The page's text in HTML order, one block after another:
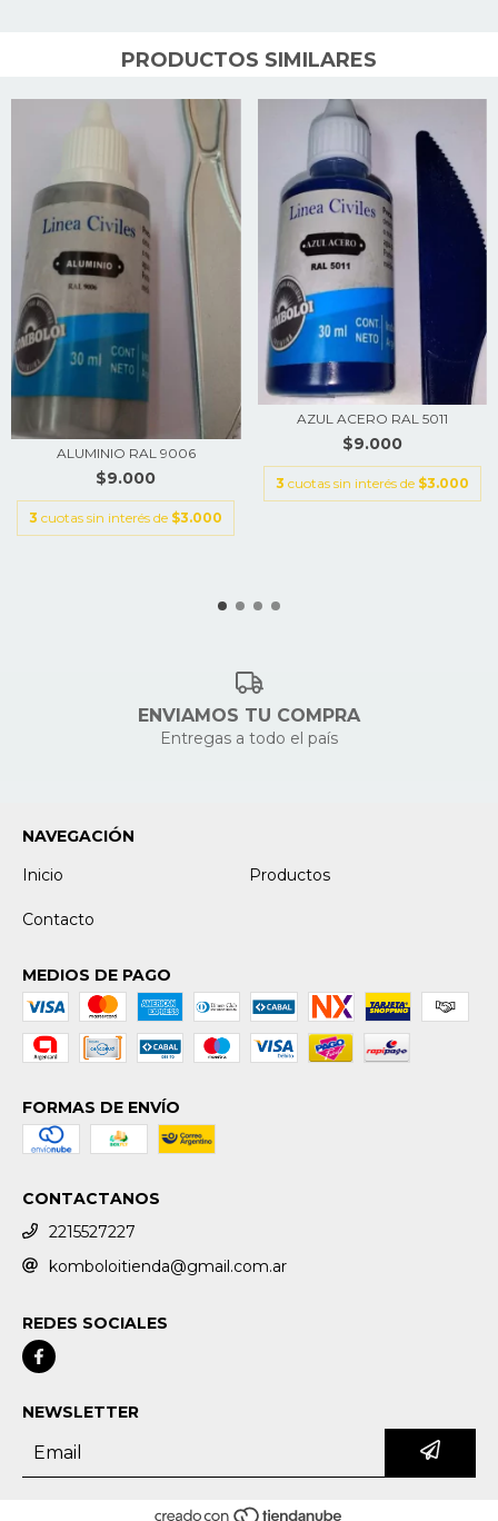
PRODUCTOS SIMILARES
ALUMINIO RAL 9006
$9.000
3 cuotas sin interés de $3.000
AZUL ACERO RAL 5011
$9.000
3 cuotas sin interés de $3.000
ENVIAMOS TU COMPRA
Entregas a todo el país
NAVEGACIÓN
Inicio
Productos
Contacto
MEDIOS DE PAGO
FORMAS DE ENVÍO
CONTACTANOS
2215527227
komboloitienda@gmail.com.ar
REDES SOCIALES
NEWSLETTER